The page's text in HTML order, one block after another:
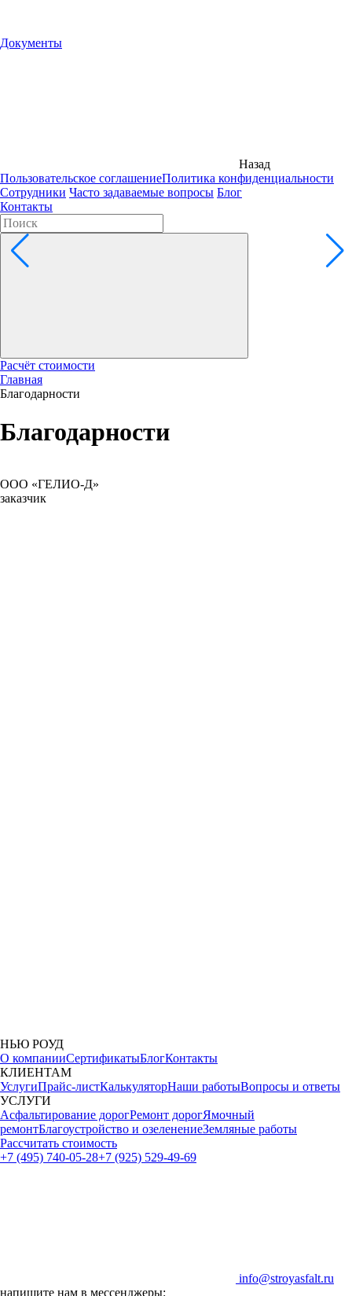
Документы
Назад
Пользовательское соглашениеПолитика конфиденциальности
Сотрудники Часто задаваемые вопросы Блог
Контакты
Расчёт стоимости
Главная
Благодарности
Благодарности
ООО «ГЕЛИО-Д»
заказчик
НЬЮ РОУД
О компанииСертификатыБлогКонтакты
КЛИЕНТАМ
УслугиПрайс-листКалькуляторНаши работыВопросы и ответы
УСЛУГИ
Асфальтирование дорогРемонт дорогЯмочный
ремонтБлагоустройство и озеленениеЗемляные работы
Рассчитать стоимость
+7 (495) 740-05-28+7 (925) 529-49-69
info@stroyasfalt.ru
напишите нам в мессенджеры: